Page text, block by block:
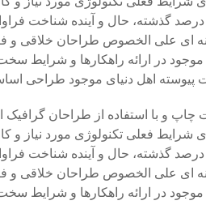
گذشته، حال و آینده شناخت
ای علی الخصوص طراحان خلاقی و
در ارائه راهکارها و شرایط
اهل دنیای موجود طراحی
چاپ و با استفاده از طراحان
فعلی تکنولوژی مورد نیاز و
گذشته، حال و آینده شناخت
ای علی الخصوص طراحان خلاقی و
در ارائه راهکارها و شرایط